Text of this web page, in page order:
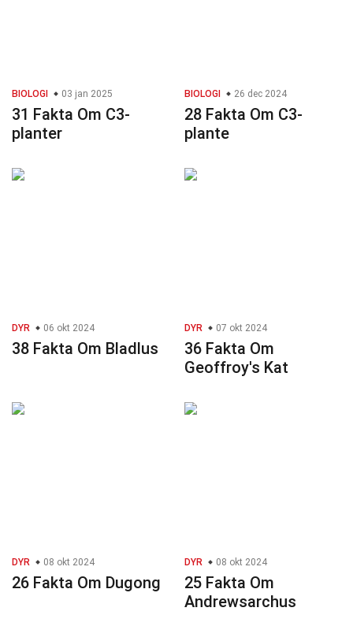
BIOLOGI 03 jan 2025
31 Fakta Om C3-
planter
BIOLOGI 26 dec 2024
28 Fakta Om C3-
plante
DYR 06 okt 2024
38 Fakta Om Bladlus
DYR 07 okt 2024
36 Fakta Om
Geoffroy's Kat
DYR 08 okt 2024
26 Fakta Om Dugong
DYR 08 okt 2024
25 Fakta Om
Andrewsarchus